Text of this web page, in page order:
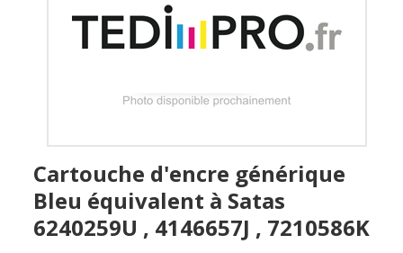
Cartouche d'encre générique
Bleu équivalent à Satas
6240259U , 4146657J , 7210586K